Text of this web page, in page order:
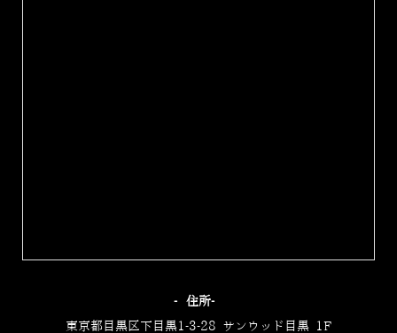
‐住所‐
東京都目黒区下目黒1-3-28 サンウッド目黒 1F